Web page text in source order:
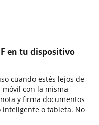
en tu dispositivo
cuando estés lejos de
con la misma
y firma documentos
o tableta. No